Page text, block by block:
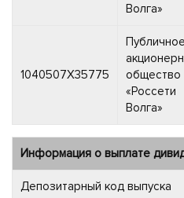
Волга»
1040507X35775
Публичное
общество
«Россети
Волга»
Информация о выплате
Депозитарный код выпуска